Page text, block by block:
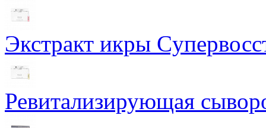
Экстракт икры
Ревитализирующая